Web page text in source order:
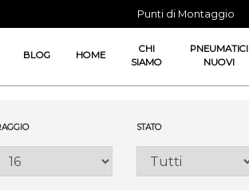
Punti di Montaggio
BLOG HOME
CHI
SIAMO
PNEUMATICI
NUOVI
STATO